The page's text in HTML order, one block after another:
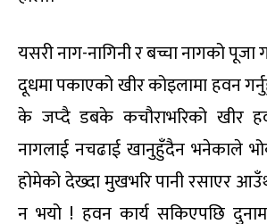
यसरी नाग-नागिनी र बच्चा नागको
दूधमा पकाएको खीर कोइलामा हवन
के जप्दै डबके कचौराभरिको खीर
नागलाई नचढाई खानुहुँदैन भनेकाले
होमेको देख्दा मुखभरि पानी रसाएर
न भयो ! हवन कार्य सकिएपछि